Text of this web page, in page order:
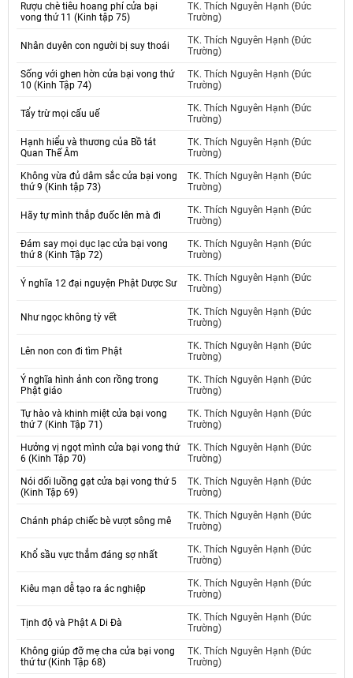
Rượu chè tiêu hoang phí cửa bại
vong thứ 11 (Kinh tập 75)
TK. Thích Nguyên Hạnh (Đức
Trường)
Nhân duyên con người bị suy thoái
TK. Thích Nguyên Hạnh (Đức
Trường)
Sống với ghen hờn cửa bại vong thứ
10 (Kinh Tập 74)
TK. Thích Nguyên Hạnh (Đức
Trường)
Tẩy trừ mọi cấu uế
TK. Thích Nguyên Hạnh (Đức
Trường)
Hạnh hiểu và thương của Bồ tát
Quan Thế Âm
TK. Thích Nguyên Hạnh (Đức
Trường)
Không vừa đủ dâm sắc cửa bại vong
thứ 9 (Kinh tập 73)
TK. Thích Nguyên Hạnh (Đức
Trường)
Hãy tự mình thắp đuốc lên mà đi
TK. Thích Nguyên Hạnh (Đức
Trường)
Đám say mọi dục lạc cửa bại vong
thứ 8 (Kinh Tập 72)
TK. Thích Nguyên Hạnh (Đức
Trường)
Ý nghĩa 12 đại nguyện Phật Dược Sư
TK. Thích Nguyên Hạnh (Đức
Trường)
Như ngọc không tỳ vết
TK. Thích Nguyên Hạnh (Đức
Trường)
Lên non con đi tìm Phật
TK. Thích Nguyên Hạnh (Đức
Trường)
Ý nghĩa hình ảnh con rồng trong
Phật giáo
TK. Thích Nguyên Hạnh (Đức
Trường)
Tự hào và khinh miệt cửa bại vong
thứ 7 (Kinh Tập 71)
TK. Thích Nguyên Hạnh (Đức
Trường)
Hưởng vị ngọt mình cửa bại vong thứ
6 (Kinh Tập 70)
TK. Thích Nguyên Hạnh (Đức
Trường)
Nói dối luồng gạt cửa bại vong thứ 5
(Kinh Tập 69)
TK. Thích Nguyên Hạnh (Đức
Trường)
Chánh pháp chiếc bè vượt sông mê
TK. Thích Nguyên Hạnh (Đức
Trường)
Khổ sầu vực thẳm đáng sợ nhất
TK. Thích Nguyên Hạnh (Đức
Trường)
Kiêu mạn dễ tạo ra ác nghiệp
TK. Thích Nguyên Hạnh (Đức
Trường)
Tịnh độ và Phật A Di Đà
TK. Thích Nguyên Hạnh (Đức
Trường)
Không giúp đỡ mẹ cha cửa bại vong
thứ tư (Kinh Tập 68)
TK. Thích Nguyên Hạnh (Đức
Trường)